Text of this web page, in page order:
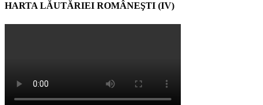
HARTA LĂUTĂRIEI ROMÂNEŞTI (IV)